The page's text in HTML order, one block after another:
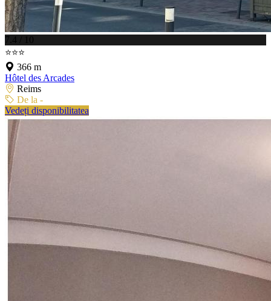
7.4 / 10
⭐⭐⭐
366 m
Hôtel des Arcades
Reims
De la -
Vedeți disponibilitatea